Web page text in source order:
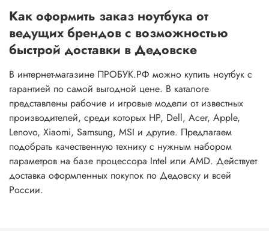
Как оформить заказ ноутбука от
ведущих брендов с возможностью
быстрой доставки в Дедовске
В интернет-магазине ПРОБУК.РФ можно купить ноутбук с
гарантией по самой выгодной цене. В каталоге
представлены рабочие и игровые модели от известных
производителей, среди которых HP, Dell, Acer, Apple,
Lenovo, Xiaomi, Samsung, MSI и другие. Предлагаем
подобрать качественную технику с нужным набором
параметров на базе процессора Intel или AMD. Действует
доставка оформленных покупок по Дедовску и всей
России.